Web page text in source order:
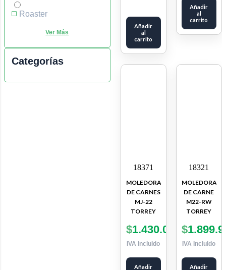
Roaster
Categorías
Añadir
al
carrito
Añadir
al
carrito
18371
MOLEDORA
DE CARNES
MJ-22
TORREY
$1.430.000
IVA Incluido
Añadir
18321
MOLEDORA
DE CARNE
M22-RW
TORREY
$
IVA Incluido
Añadir